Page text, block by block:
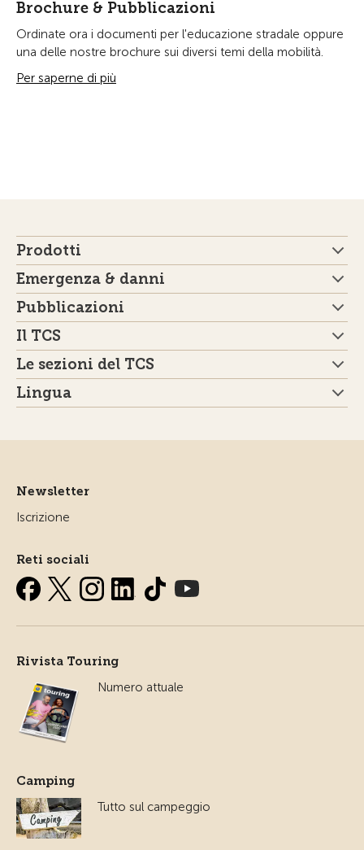
Brochure & Pubblicazioni
Ordinate ora i documenti per l'educazione stradale oppure
una delle nostre brochure sui diversi temi della mobilità.
Per saperne di più
Prodotti
Emergenza & danni
Pubblicazioni
Il TCS
Le sezioni del TCS
Lingua
Newsletter
Iscrizione
Reti sociali
Rivista Touring
Numero attuale
Camping
Tutto sul campeggio